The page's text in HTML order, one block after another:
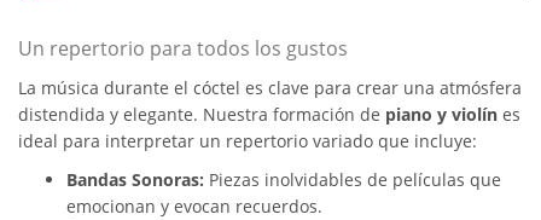
Un repertorio para todos los gustos
La música durante el cóctel es clave para crear una atmósfera
distendida y elegante. Nuestra formación de piano y violín es
ideal para interpretar un repertorio variado que incluye:
Bandas Sonoras: Piezas inolvidables de películas que
emocionan y evocan recuerdos.